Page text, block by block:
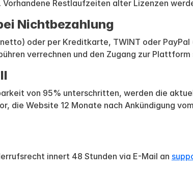
Restlaufzeiten alter Lizenzen
Nichtbezahlung
oder per Kreditkarte, TWINT oder
verrechnen und den Zugang zur
von 95% unterschritten, werden die
die Website 12 Monate nach Ankündigung
innert 48 Stunden via E-Mail an